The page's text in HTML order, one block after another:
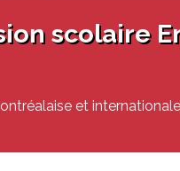
(PS)
socioprofessionnelle
en éducation générale
scolaire
et internationale